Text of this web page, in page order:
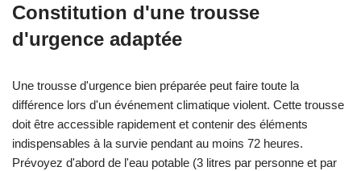
Constitution d'une trousse
d'urgence adaptée
Une trousse d'urgence bien préparée peut faire toute la
différence lors d'un événement climatique violent. Cette trousse
doit être accessible rapidement et contenir des éléments
indispensables à la survie pendant au moins 72 heures.
Prévoyez d'abord de l'eau potable (3 litres par personne et par